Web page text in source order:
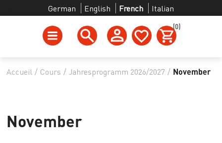
German English French Italian
(0)
Accueil / Cours / Jahresprogramm 2026/2027 / November
November